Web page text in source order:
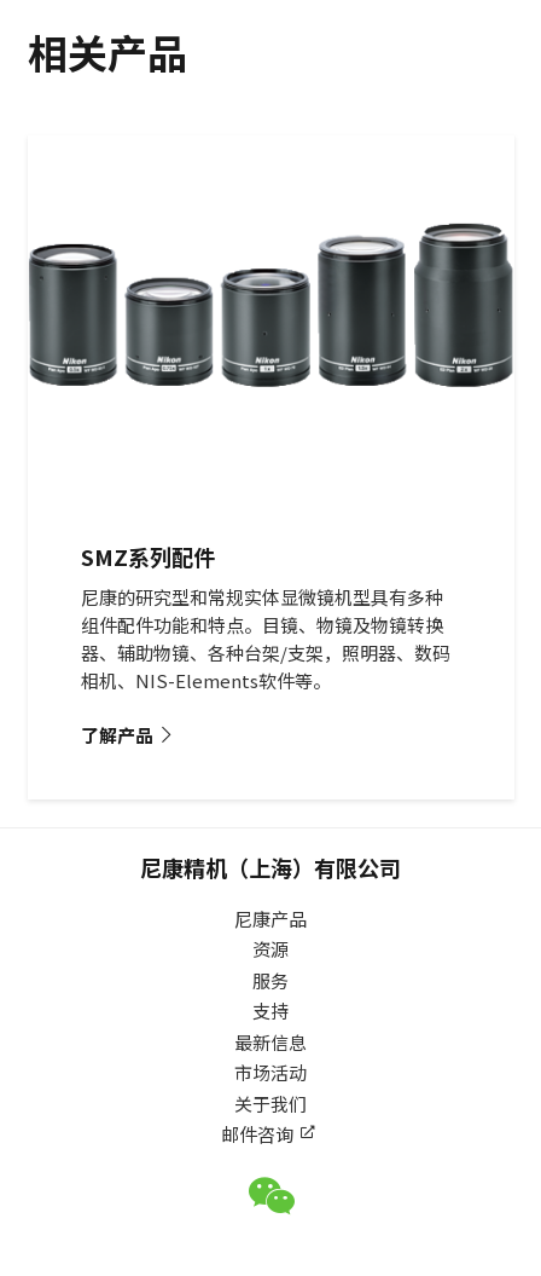
相关产品
SMZ系列配件
尼康的研究型和常规实体显微镜机型具有多种
组件配件功能和特点。目镜、物镜及物镜转换
器、辅助物镜、各种台架/支架，照明器、数码
相机、NIS-Elements软件等。
了解产品
尼康精机（上海）有限公司
尼康产品
资源
服务
支持
最新信息
市场活动
关于我们
邮件咨询